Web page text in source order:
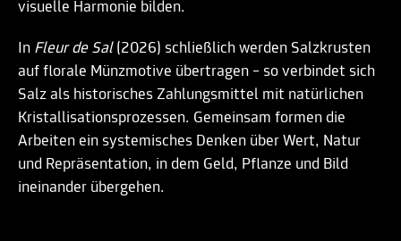
visuelle Harmonie bilden.
In Fleur de Sal(2026) schließlich werden Salzkrusten
auf florale Münzmotive übertragen – so verbindet sich
Salz als historisches Zahlungsmittel mit natürlichen
Kristallisationsprozessen. Gemeinsam formen die
Arbeiten ein systemisches Denken über Wert, Natur
und Repräsentation, in dem Geld, Pflanze und Bild
ineinander übergehen.